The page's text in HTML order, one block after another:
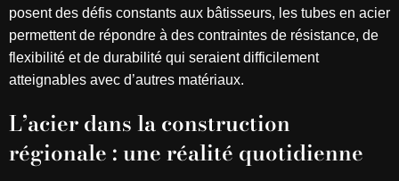
posent des défis constants aux bâtisseurs, les tubes en acier
permettent de répondre à des contraintes de résistance, de
flexibilité et de durabilité qui seraient difficilement
atteignables avec d’autres matériaux.
L’acier dans la construction
régionale : une réalité quotidienne